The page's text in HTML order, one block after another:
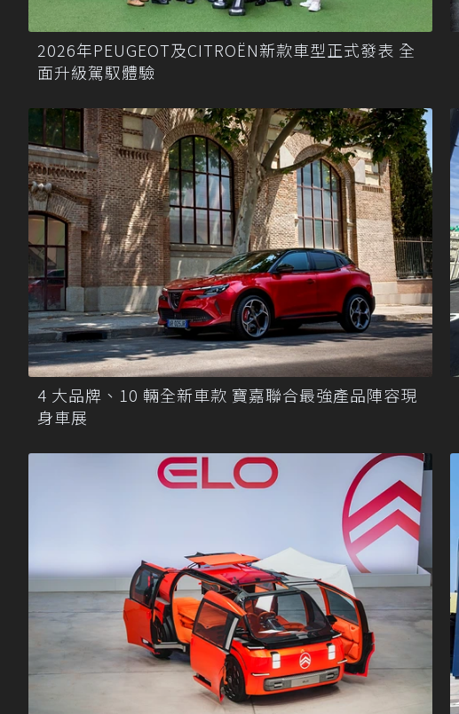
2026年PEUGEOT及CITROËN新款車型正式發表 全
面升級駕馭體驗
4 大品牌、10 輛全新車款 寶嘉聯合最強產品陣容現
身車展